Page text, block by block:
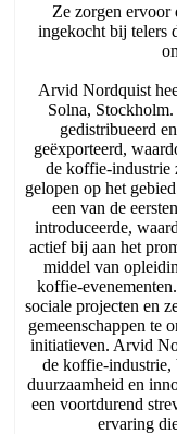
Ze zorgen ervoor
ingekocht bij telers
Arvid Nordquist
Solna,
gedistribueerd
geëxporteerd,
de koffie-
gelopen op het
een van de
introduceerde,
actief bij aan het
middel van
koffie-
sociale projecten en
gemeenschappen te
initiatieven. Arvid
de koffie-
duurzaamheid en
een voortdurend
ervaring